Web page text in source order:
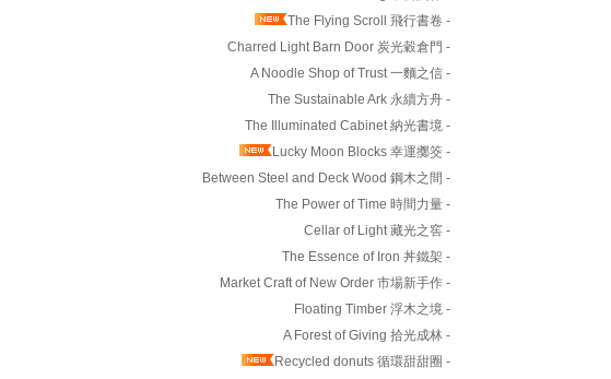
The Flying Scroll 飛行書卷 -
Charred Light Barn Door 炭光穀倉門 -
A Noodle Shop of Trust 一麵之信 -
The Sustainable Ark 永續方舟 -
The Illuminated Cabinet 納光書境 -
Lucky Moon Blocks 幸運擲筊 -
Between Steel and Deck Wood 鋼木之間 -
The Power of Time 時間力量 -
Cellar of Light 藏光之窖 -
The Essence of Iron 丼鐵架 -
Market Craft of New Order 市場新手作 -
Floating Timber 浮木之境 -
A Forest of Giving 拾光成林 -
Recycled donuts 循環甜甜圈 -